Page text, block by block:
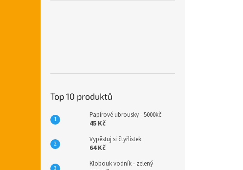
Top 10 produktů
Papírové ubrousky - 5000kč
45 Kč
Vypěstuj si čtyřlístek
64 Kč
Klobouk vodník - zelený